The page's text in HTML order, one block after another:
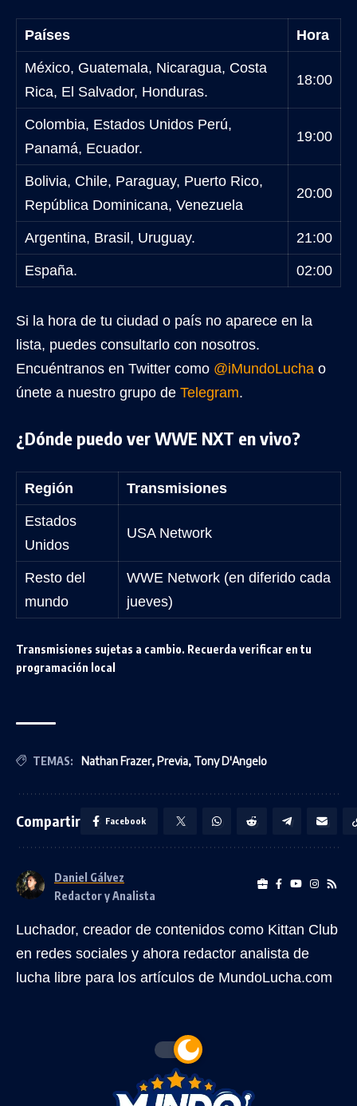
Países Hora
México, Guatemala, Nicaragua, Costa
Rica, El Salvador, Honduras.
18:00
Colombia, Estados Unidos Perú,
Panamá, Ecuador.
19:00
Bolivia, Chile, Paraguay, Puerto Rico,
República Dominicana, Venezuela
20:00
Argentina, Brasil, Uruguay. 21:00
España. 02:00
Si la hora de tu ciudad o país no aparece en la
lista, puedes consultarlo con nosotros.
Encuéntranos en Twitter como @iMundoLucha o
únete a nuestro grupo de Telegram.
¿Dónde puedo ver WWE NXT en vivo?
Región Transmisiones
Estados
Unidos
USA Network
Resto del
mundo
WWE Network (en diferido cada
jueves)
Transmisiones sujetas a cambio. Recuerda verificar en tu
programación local
TEMAS: Nathan Frazer,Previa, Tony D'Angelo
Compartir Facebook
Daniel Gálvez
Redactor y Analista
Luchador, creador de contenidos como Kittan Club
en redes sociales y ahora redactor analista de
lucha libre para los artículos de MundoLucha.com